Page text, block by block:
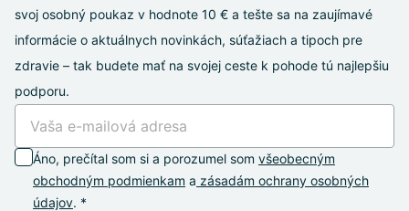
svoj osobný poukaz v hodnote 10 € a tešte sa na zaujímavé
informácie o aktuálnych novinkách, súťažiach a tipoch pre
zdravie – tak budete mať na svojej ceste k pohode tú najlepšiu
podporu.
Áno, prečítal som si a porozumel som všeobecným
obchodným podmienkam a zásadám ochrany osobných
údajov. *